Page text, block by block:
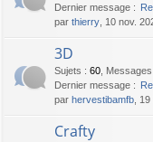
Dernier message :
par thierry , 10 nov.
3D
Sujets : 60 Messages
Dernier message :
par hervestibamfb ,
Crafty